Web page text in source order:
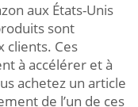
aux États-Unis
sont
clients. Ces
à accélérer et à
achetez un article
de l’un de ces